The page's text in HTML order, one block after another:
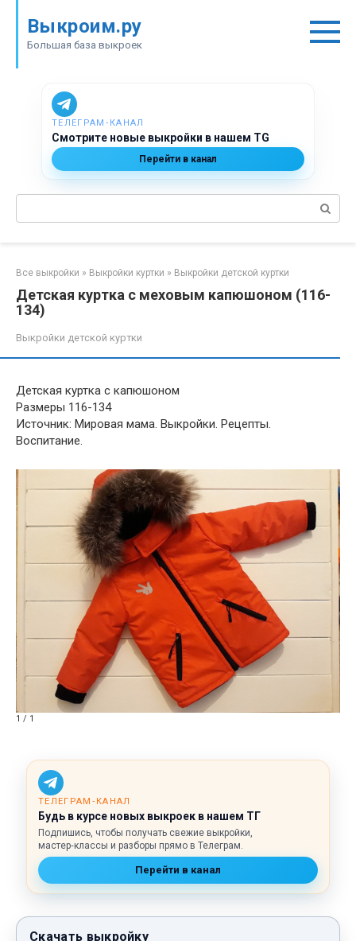
контенту
Выкроим.ру
Большая база выкроек
ТЕЛЕГРАМ‑КАНАЛ
Смотрите новые выкройки в нашем TG
Перейти в канал
Поиск:
Все выкройки » Выкройки куртки » Выкройки детской куртки
Детская куртка с меховым капюшоном (116-
134)
Выкройки детской куртки
Детская куртка с капюшоном
Размеры 116-134
Источник: Мировая мама. Выкройки. Рецепты.
Воспитание.
1 / 1
ТЕЛЕГРАМ‑КАНАЛ
Будь в курсе новых выкроек в нашем ТГ
Подпишись, чтобы получать свежие выкройки,
мастер‑классы и разборы прямо в Телеграм.
Перейти в канал